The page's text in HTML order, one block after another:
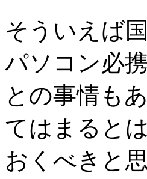
そういえば
パソコン必
との事情も
てはまると
おくべきと